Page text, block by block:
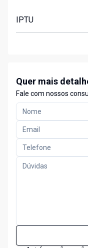
IPTU
Quer mais
Fale com nossos